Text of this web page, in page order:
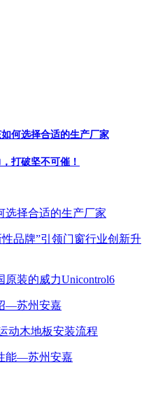
何选择合适的生产厂家
打破坚不可催！
选择合适的生产厂家
品牌”引领门窗行业创新升
装的威力Unicontrol6
—苏州安嘉
动木地板安装流程
能—苏州安嘉